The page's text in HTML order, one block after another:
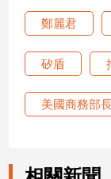
戲
Pet
影
鄭麗君
矽盾
美國商務部